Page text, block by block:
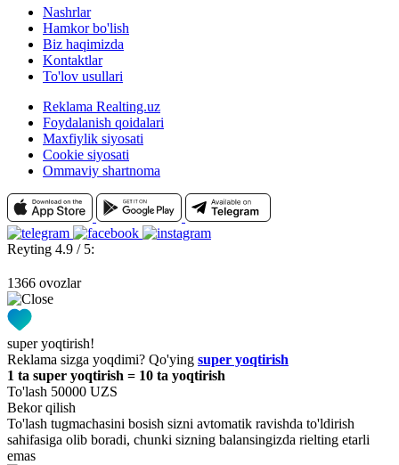
Nashrlar
Hamkor bo'lish
Biz haqimizda
Kontaktlar
To'lov usullari
Reklama Realting.uz
Foydalanish qoidalari
Maxfiylik siyosati
Cookie siyosati
Ommaviy shartnoma
Reyting 4.9 / 5:
1366 ovozlar
super yoqtirish!
Reklama sizga yoqdimi? Qo'ying super yoqtirish
1 ta super yoqtirish = 10 ta yoqtirish
To'lash 50000 UZS
Bekor qilish
To'lash tugmachasini bosish sizni avtomatik ravishda to'ldirish
sahifasiga olib boradi, chunki sizning balansingizda rielting etarli
emas